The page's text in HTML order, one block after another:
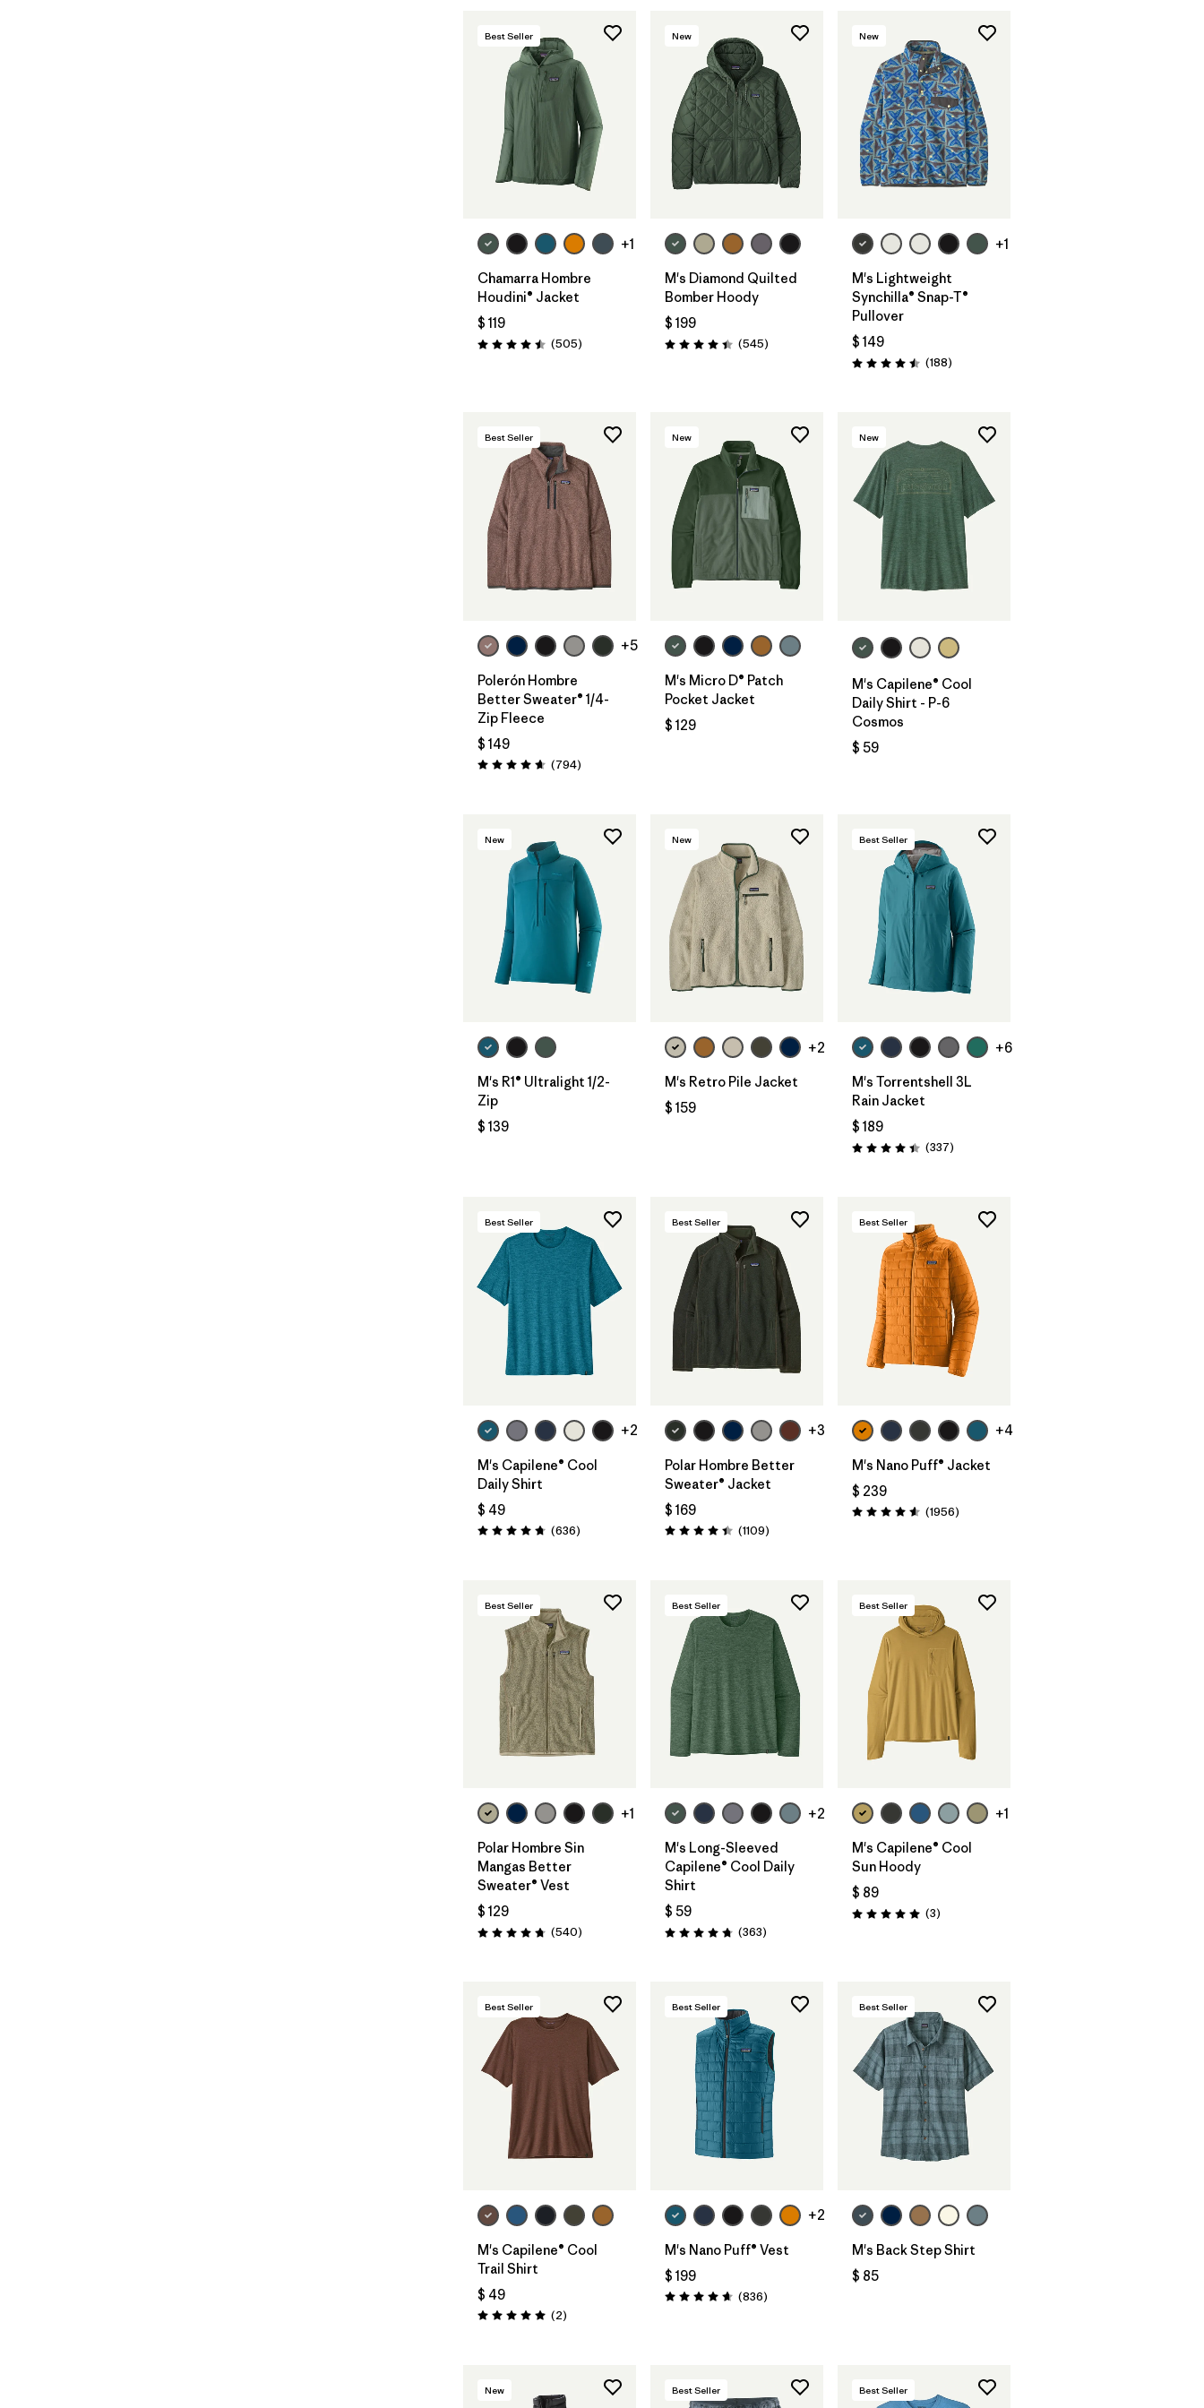
Best Seller
+1
Chamarra Hombre
Houdini® Jacket
$ 119
Valoración: 4.5 / 5
(505Comentarios
)
New
M's Diamond Quilted
Bomber Hoody
$ 199
Valoración: 4.4 / 5
(545Comentarios
)
New
+1
M's Lightweight
Synchilla® Snap-T®
Pullover
$ 149
Valoración: 4.5 / 5
(188Comentarios
)
Best Seller
+5
Polerón Hombre
Better Sweater® 1/4-
Zip Fleece
$ 149
Valoración: 4.7 / 5
(794Comentarios
)
New
M's Micro D® Patch
Pocket Jacket
$ 129
New
M's Capilene® Cool
Daily Shirt - P-6
Cosmos
$ 59
New
M's R1® Ultralight 1/2-
Zip
$ 139
New
+2
M's Retro Pile Jacket
$ 159
Best Seller
+6
M's Torrentshell 3L
Rain Jacket
$ 189
Valoración: 4.4 / 5
(337Comentarios
)
Best Seller
+2
M's Capilene® Cool
Daily Shirt
$ 49
Valoración: 4.7 / 5
(636Comentarios
)
Best Seller
+3
Polar Hombre Better
Sweater® Jacket
$ 169
Valoración: 4.4 / 5
(1109Comentarios
)
Best Seller
+4
M's Nano Puff® Jacket
$ 239
Valoración: 4.6 / 5
(1956Comentarios
)
Best Seller
+1
Polar Hombre Sin
Mangas Better
Sweater® Vest
$ 129
Valoración: 4.8 / 5
(540Comentarios
)
Best Seller
+2
M's Long-Sleeved
Capilene® Cool Daily
Shirt
$ 59
Valoración: 4.7 / 5
(363Comentarios
)
Best Seller
+1
M's Capilene® Cool
Sun Hoody
$ 89
Valoración: 5.0 / 5
(3Comentarios
)
Best Seller
M's Capilene® Cool
Trail Shirt
$ 49
Valoración: 5.0 / 5
(2Comentarios
)
Best Seller
+2
M's Nano Puff® Vest
$ 199
Valoración: 4.7 / 5
(836Comentarios
)
Best Seller
M's Back Step Shirt
$ 85
New Best Seller Best Seller